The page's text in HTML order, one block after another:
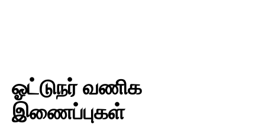
ஓட்டுநர் வணிக
இணைப்புகள்